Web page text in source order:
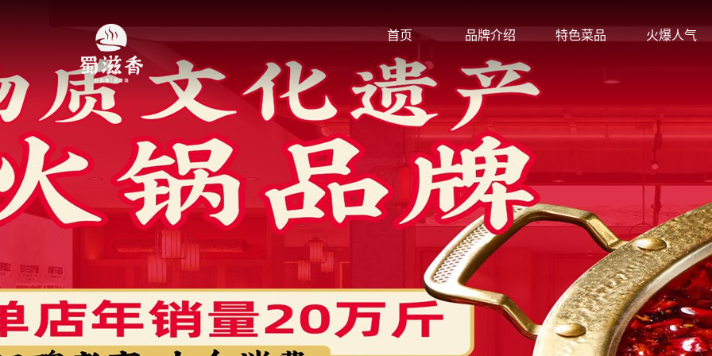
首页 品牌介绍 特色菜品 火爆人气